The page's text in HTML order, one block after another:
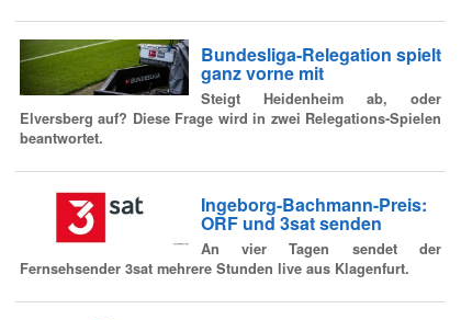
Bundesliga-Relegation spielt
ganz vorne mit
Steigt Heidenheim ab, oder
Elversberg auf? Diese Frage wird in zwei Relegations-Spielen
beantwortet.
Ingeborg-Bachmann-Preis:
ORF und 3sat senden
An vier Tagen sendet der
Fernsehsender 3sat mehrere Stunden live aus Klagenfurt.